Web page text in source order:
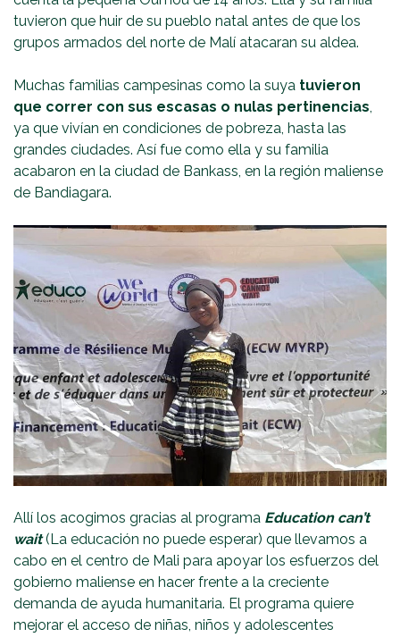
tuvieron que huir de su pueblo natal antes de que los
grupos armados del norte de Malí atacaran su aldea.
Muchas familias campesinas como la suya tuvieron
que correr con sus escasas o nulas pertinencias
ya que vivían en condiciones de pobreza, hasta las
grandes ciudades. Así fue como ella y su familia
acabaron en la ciudad de Bankass, en la región maliense
de Bandiagara.
Allí los acogimos gracias al programa Education can’t
wait(La educación no puede esperar) que llevamos a
cabo en el centro de Mali para apoyar los esfuerzos del
gobierno maliense en hacer frente a la creciente
demanda de ayuda humanitaria. El programa quiere
mejorar el acceso de niñas, niños y adolescentes